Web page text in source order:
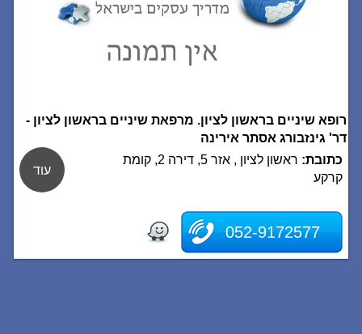
רופא שיניים בראשון לציון. מרפאת שיניים בראשון לציון -
דר' גינזבורג אסתר אירינה
כתובת:
ראשון לציון , אזר 5, דירה 2, קומת
קרקע
052-9172577
עוד